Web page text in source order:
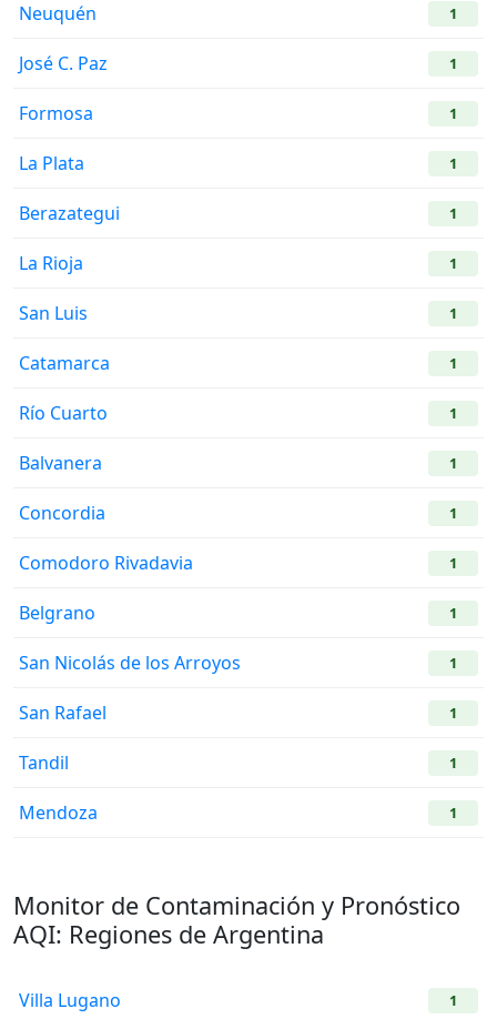
Neuquén 1
José C. Paz 1
Formosa 1
La Plata 1
Berazategui 1
La Rioja 1
San Luis 1
Catamarca 1
Río Cuarto 1
Balvanera 1
Concordia 1
Comodoro Rivadavia 1
Belgrano 1
San Nicolás de los Arroyos 1
San Rafael 1
Tandil 1
Mendoza 1
Monitor de Contaminación y Pronóstico
AQI: Regiones de Argentina
Villa Lugano 1